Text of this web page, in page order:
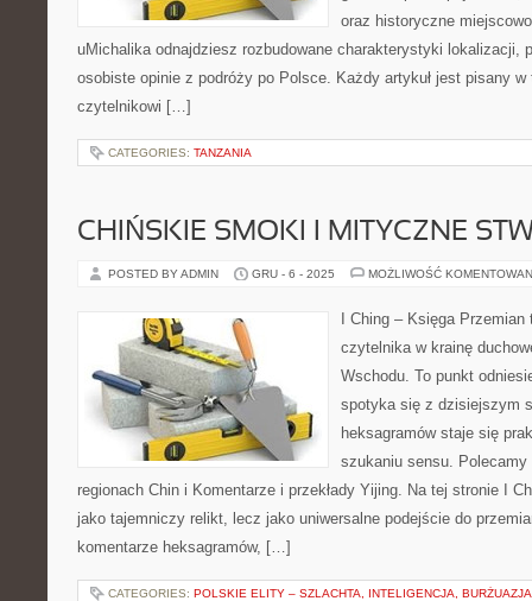
oraz historyczne
uMichalika odnajdziesz rozbudowane charakterystyki lokalizacji,
osobiste opinie z podróży po Polsce. Każdy artykuł jest pisany
czytelnikowi […]
CATEGORIES: TANZANIA
CHIŃSKIE SMOKI I MITYCZNE
POSTED BY ADMIN GRU - 6 - 2025 MOŻLIWOŚĆ
I Ching – Księga
czytelnika w krainę
Wschodu. To punkt
spotyka się z dzisiejszym
heksagramów staje się
szukaniu sensu.
regionach Chin i Komentarze i przekłady Yijing. Na tej stronie I
jako tajemniczy relikt, lecz jako uniwersalne podejście do
komentarze heksagramów, […]
CATEGORIES: POLSKIE ELITY – SZLACHTA, INTELIGENCJA, BURŻUAZJA